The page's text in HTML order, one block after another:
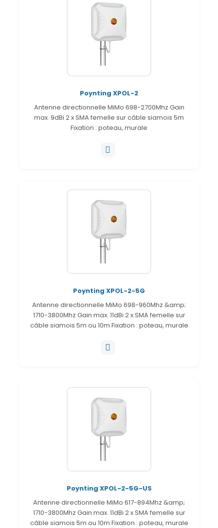
Poynting XPOL-2
Antenne directionnelle MiMo 698-2700Mhz Gain
max. 9dBi 2 x SMA femelle sur câble siamois 5m
Fixation : poteau, murale
Poynting XPOL-2-5G
Antenne directionnelle MiMo 698-960Mhz &amp;
1710-3800Mhz Gain max. 11dBi 2 x SMA femelle sur
câble siamois 5m ou 10m Fixation : poteau, murale
Poynting XPOL-2-5G-US
Antenne directionnelle MiMo 617-894Mhz &amp;
1710-3800Mhz Gain max. 11dBi 2 x SMA femelle sur
câble siamois 5m ou 10m Fixation : poteau, murale